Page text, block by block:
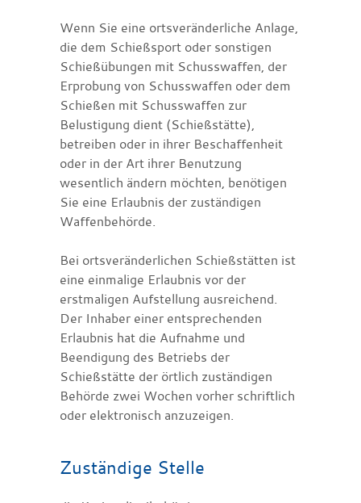
Wenn Sie eine ortsveränderliche Anlage,
die dem Schießsport oder sonstigen
Schießübungen mit Schusswaffen, der
Erprobung von Schusswaffen oder dem
Schießen mit Schusswaffen zur
Belustigung dient (Schießstätte),
betreiben oder in ihrer Beschaffenheit
oder in der Art ihrer Benutzung
wesentlich ändern möchten, benötigen
Sie eine Erlaubnis der zuständigen
Waffenbehörde.
Bei ortsveränderlichen Schießstätten ist
eine einmalige Erlaubnis vor der
erstmaligen Aufstellung ausreichend.
Der Inhaber einer entsprechenden
Erlaubnis hat die Aufnahme und
Beendigung des Betriebs der
Schießstätte der örtlich zuständigen
Behörde zwei Wochen vorher schriftlich
oder elektronisch anzuzeigen.
Zuständige Stelle